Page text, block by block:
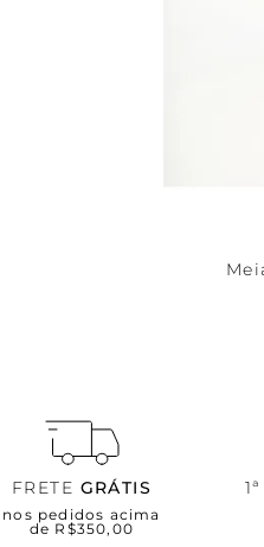
FRETE GRÁTIS
nos pedidos acima
de R$350,00